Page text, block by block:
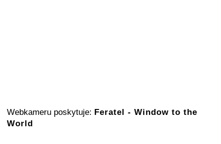
Webkameru poskytuje: Feratel - Window to the
World